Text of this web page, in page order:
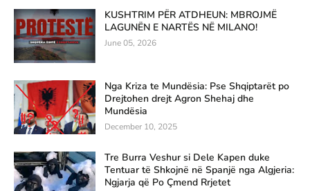
KUSHTRIM PËR ATDHEUN: MBROJMË
LAGUNËN E NARTËS NË MILANO!
June 05, 2026
Nga Kriza te Mundësia: Pse Shqiptarët po
Drejtohen drejt Agron Shehaj dhe
Mundësia
December 10, 2025
Tre Burra Veshur si Dele Kapen duke
Tentuar të Shkojnë në Spanjë nga Algjeria:
Ngjarja që Po Çmend Rrjetet